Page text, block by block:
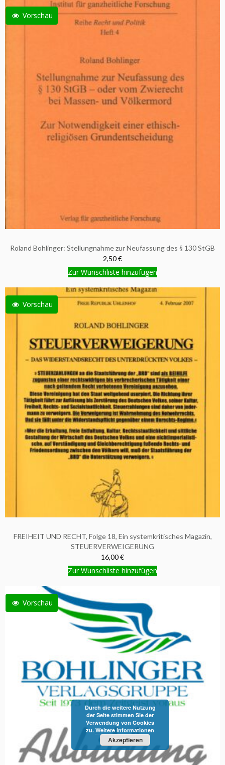
Roland Bohlinger: Verfassungshüter oder Tyrannenknechte? Teil I
19,80 €
Zur Wunschliste hinzufügen
Vorschau
Roland Bohlinger: Stellungnahme zur Neufassung des § 130 StGB
2,50 €
Zur Wunschliste hinzufügen
Vorschau
FREIHEIT UND RECHT, Folge 18, Ein systemkritisches Magazin,
STEUERVERWEIGERUNG
16,00 €
Zur Wunschliste hinzufügen
Vorschau
Durch die weitere Nutzung
der Seite stimmen Sie der
Verwendung von Cookies
zu. Weitere Informationen
Akzeptieren